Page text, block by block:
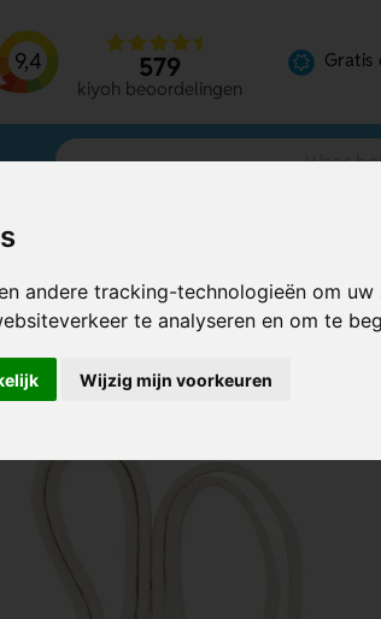
andere tracking-technologieën om
te analyseren en om te
Wijzig mijn voorkeuren
9,4 579
kiyoh beoordelingen
Gratis
Jump